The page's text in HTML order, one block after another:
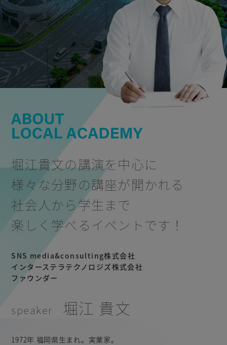
堀江貴文の講演を中心に
様々な分野の講座が開かれる
社会人から学生まで
楽しく学べるイベントです！
SNS media&consulting株式会社
インターステラテクノロジズ株式会社
ファウンダー
堀江 貴文
1972年 福岡県生まれ。実業家。